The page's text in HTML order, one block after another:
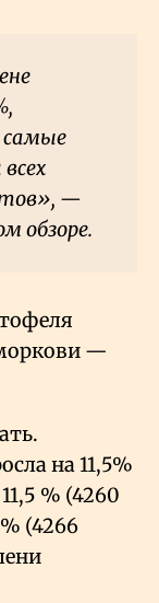
самые
—
обзоре.
моркови —
на 11,5%
% (4260
% (4266